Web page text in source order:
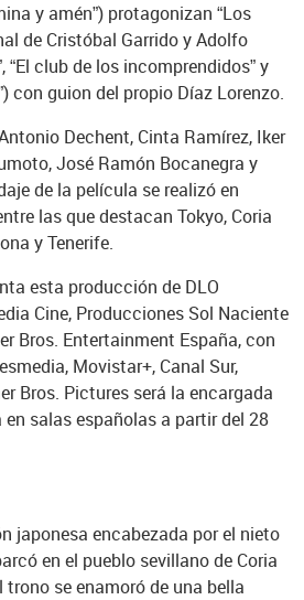
y amén”) protagonizan “Los
de Cristóbal Garrido y Adolfo
“El club de los incomprendidos” y
con guion del propio Díaz Lorenzo.
Dechent, Cinta Ramírez, Iker
José Ramón Bocanegra y
de la película se realizó en
las que destacan Tokyo, Coria
y Tenerife.
esta producción de DLO
Cine, Producciones Sol Naciente
Bros. Entertainment España, con
Movistar+, Canal Sur,
Bros. Pictures será la encargada
salas españolas a partir del 28
japonesa encabezada por el nieto
en el pueblo sevillano de Coria
trono se enamoró de una bella